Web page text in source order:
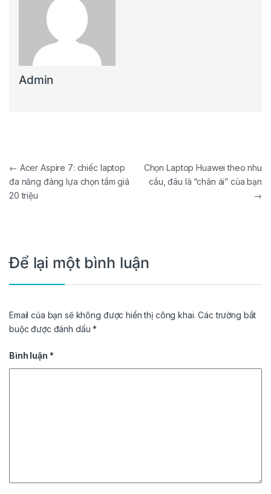
Admin
Điều hướng bài viết
← Acer Aspire 7: chiếc laptop
đa năng đáng lựa chọn tầm giá
20 triệu
Chọn Laptop Huawei theo nhu
cầu, đâu là “chân ái” của bạn
→
Để lại một bình luận
Email của bạn sẽ không được hiển thị công khai. Các trường bắt
buộc được đánh dấu*
Bình luận *